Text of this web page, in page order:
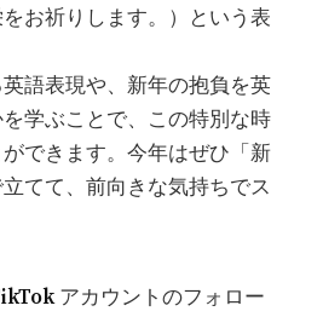
をお祈りします。）という表
語表現や、新年の抱負を英
学ぶことで、この特別な時
できます。今年はぜひ「新
てて、前向きな気持ちでス
アカウントのフォロー